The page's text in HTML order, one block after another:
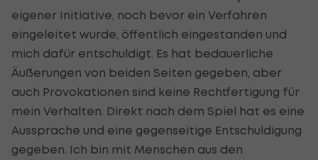
eigener Initiative, noch bevor ein Verfahren
eingeleitet wurde, öffentlich eingestanden und
mich dafür entschuldigt. Es hat bedauerliche
Äußerungen von beiden Seiten gegeben, aber
auch Provokationen sind keine Rechtfertigung für
mein Verhalten. Direkt nach dem Spiel hat es eine
Aussprache und eine gegenseitige Entschuldigung
gegeben. Ich bin mit Menschen aus den